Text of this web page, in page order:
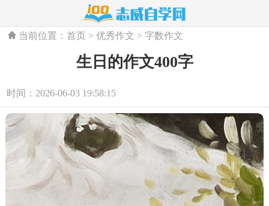
当前位置：首页 >优秀作文 >字数作文
生日的作文400字
时间：2026-06-03 19:58:15